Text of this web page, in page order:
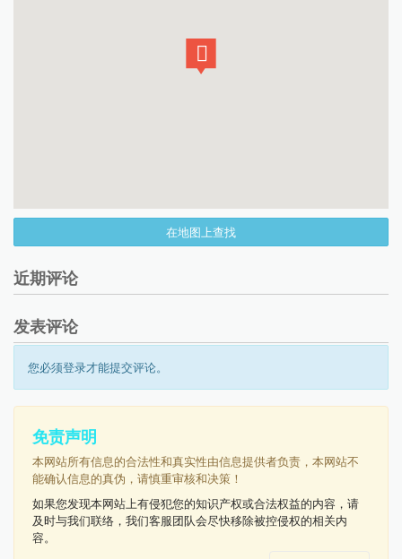
在地图上查找
近期评论
发表评论
您必须登录才能提交评论。
免责声明
本网站所有信息的合法性和真实性由信息提供者负责，本网站不
能确认信息的真伪，请慎重审核和决策！
如果您发现本网站上有侵犯您的知识产权或合法权益的内容，请
及时与我们联络，我们客服团队会尽快移除被控侵权的相关内
容。